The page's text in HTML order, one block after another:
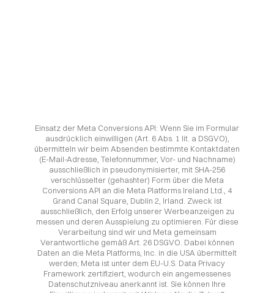
Einsatz der Meta Conversions API: Wenn Sie im Formular
ausdrücklich einwilligen (Art. 6 Abs. 1 lit. a DSGVO),
übermitteln wir beim Absenden bestimmte Kontaktdaten
(E-Mail-Adresse, Telefonnummer, Vor- und Nachname)
ausschließlich in pseudonymisierter, mit SHA-256
verschlüsselter (gehashter) Form über die Meta
Conversions API an die Meta Platforms Ireland Ltd., 4
Grand Canal Square, Dublin 2, Irland. Zweck ist
ausschließlich, den Erfolg unserer Werbeanzeigen zu
messen und deren Ausspielung zu optimieren. Für diese
Verarbeitung sind wir und Meta gemeinsam
Verantwortliche gemäß Art. 26 DSGVO. Dabei können
Daten an die Meta Platforms, Inc. in die USA übermittelt
werden; Meta ist unter dem EU-U.S. Data Privacy
Framework zertifiziert, wodurch ein angemessenes
Datenschutzniveau anerkannt ist. Sie können Ihre